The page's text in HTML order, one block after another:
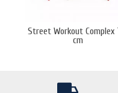
Street Workout Complex
cm